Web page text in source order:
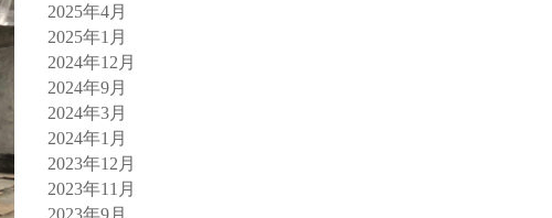
2025年4月
2025年1月
2024年12月
2024年9月
2024年3月
2024年1月
2023年12月
2023年11月
2023年9月